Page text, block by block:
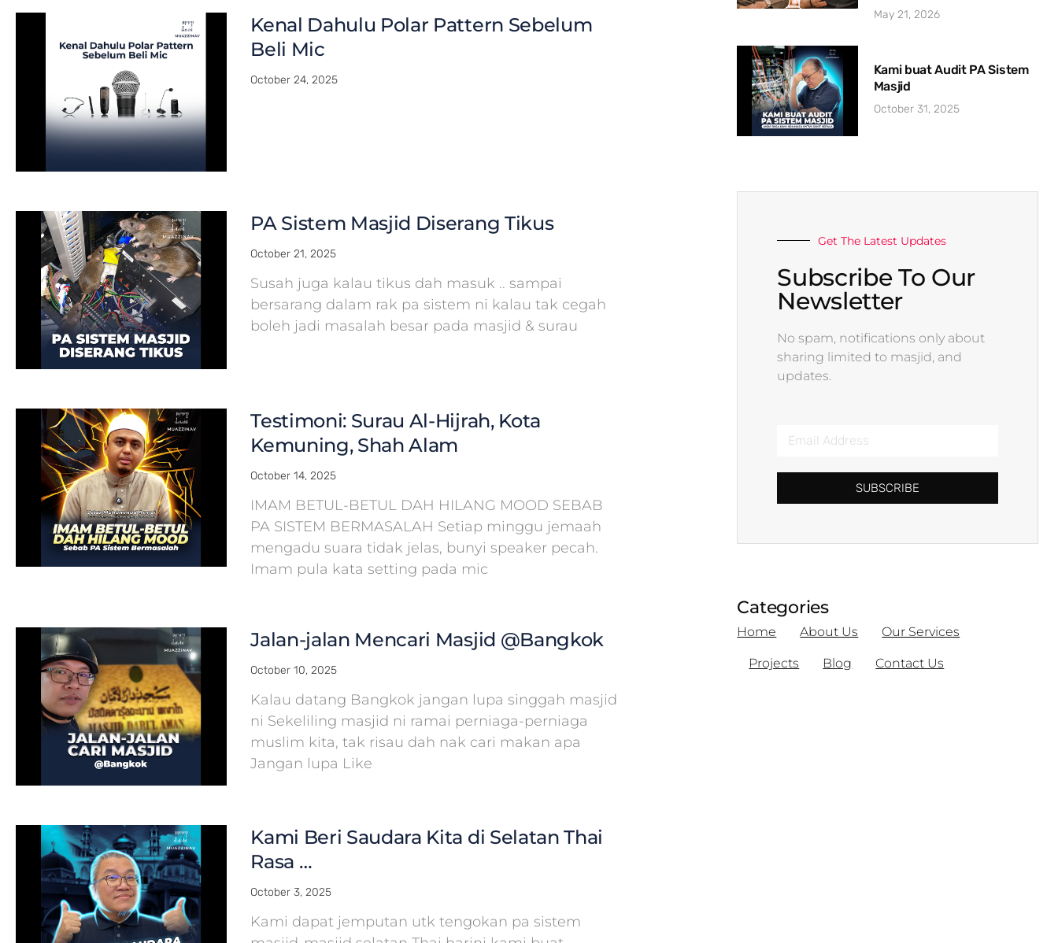
Kenal Dahulu Polar Pattern Sebelum
Beli Mic
October 24, 2025
PA Sistem Masjid Diserang Tikus
October 21, 2025
Susah juga kalau tikus dah masuk .. sampai
bersarang dalam rak pa sistem ni kalau tak cegah
boleh jadi masalah besar pada masjid & surau
Testimoni: Surau Al-Hijrah, Kota
Kemuning, Shah Alam
October 14, 2025
IMAM BETUL-BETUL DAH HILANG MOOD SEBAB
PA SISTEM BERMASALAH Setiap minggu jemaah
mengadu suara tidak jelas, bunyi speaker pecah.
Imam pula kata setting pada mic
Jalan-jalan Mencari Masjid @Bangkok
October 10, 2025
Kalau datang Bangkok jangan lupa singgah masjid
ni Sekeliling masjid ni ramai perniaga-perniaga
muslim kita, tak risau dah nak cari makan apa
Jangan lupa Like
Kami Beri Saudara Kita di Selatan Thai
Rasa …
October 3, 2025
Kami dapat jemputan utk tengokan pa sistem
May 21, 2026
Kami buat Audit PA Sistem
Masjid
October 31, 2025
Get The Latest Updates
Subscribe To Our
Newsletter
No spam, notifications only about
sharing limited to masjid, and
updates.
SUBSCRIBE
Categories
Home About Us Our Services
Projects Blog Contact Us